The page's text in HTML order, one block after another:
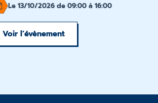
Le 13/10/2026 de 09:00 à 16:00
Voir l’évènement